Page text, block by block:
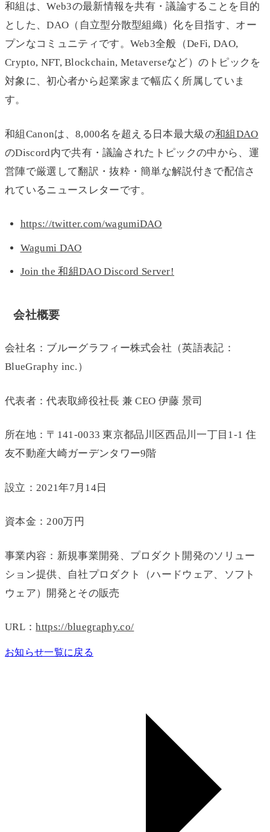
和組は、Web3の最新情報を共有・議論することを目的
とした、DAO（自立型分散型組織）化を目指す、オー
プンなコミュニティです。Web3全般（DeFi, DAO,
Crypto, NFT, Blockchain, Metaverseなど）のトピックを
対象に、初心者から起業家まで幅広く所属していま
す。
和組Canonは、8,000名を超える日本最大級の和組DAO
のDiscord内で共有・議論されたトピックの中から、運
営陣で厳選して翻訳・抜粋・簡単な解説付きで配信さ
れているニュースレターです。
https://twitter.com/wagumiDAO
Wagumi DAO
Join the 和組DAO Discord Server!
会社概要
会社名：ブルーグラフィー株式会社（英語表記：
BlueGraphy inc.）
代表者：代表取締役社長 兼 CEO 伊藤 景司
所在地：〒141-0033 東京都品川区西品川一丁目1-1 住
友不動産大崎ガーデンタワー9階
設立：2021年7月14日
資本金：200万円
事業内容：新規事業開発、プロダクト開発のソリュー
ション提供、自社プロダクト（ハードウェア、ソフト
ウェア）開発とその販売
URL：https://bluegraphy.co/
お知らせ一覧に戻る